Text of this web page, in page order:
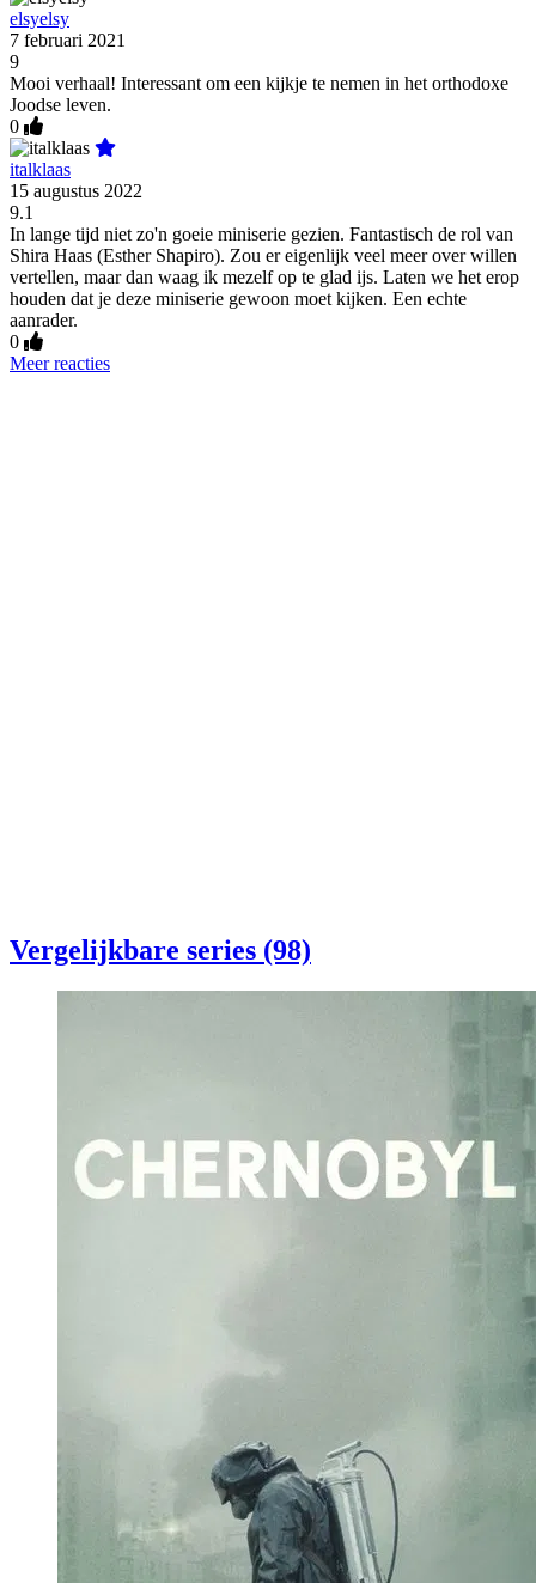
elsyelsy
7 februari 2021
9
Mooi verhaal! Interessant om een kijkje te nemen in het orthodoxe
Joodse leven.
0
italklaas
15 augustus 2022
9.1
In lange tijd niet zo'n goeie miniserie gezien. Fantastisch de rol van
Shira Haas (Esther Shapiro). Zou er eigenlijk veel meer over willen
vertellen, maar dan waag ik mezelf op te glad ijs. Laten we het erop
houden dat je deze miniserie gewoon moet kijken. Een echte
aanrader.
0
Meer reacties
Vergelijkbare series (98)